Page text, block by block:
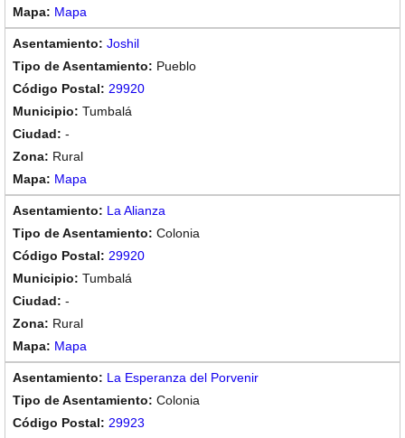
Mapa
Joshil
Pueblo
29920
Tumbalá
-
Rural
Mapa
La Alianza
Colonia
29920
Tumbalá
-
Rural
Mapa
La Esperanza del Porvenir
Colonia
29923